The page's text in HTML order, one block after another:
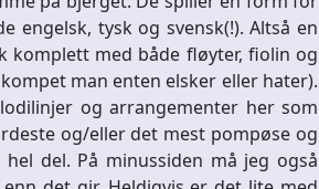
engelsk, tysk og svensk(!). Altså en
med både fløyter, fiolin og
man enten elsker eller hater).
og arrangementer her som
og/eller det mest pompøse og
del. På minussiden må jeg også